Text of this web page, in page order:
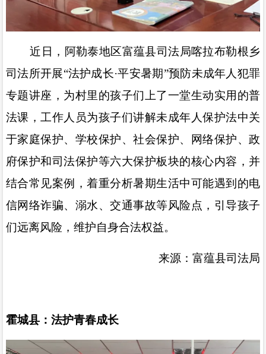
近日，阿勒泰地区富蕴县司法局喀拉布勒根乡
司法所开展“法护成长·平安暑期”预防未成年人犯罪
专题讲座，为村里的孩子们上了一堂生动实用的普
法课，工作人员为孩子们讲解未成年人保护法中关
于家庭保护、学校保护、社会保护、网络保护、政
府保护和司法保护等六大保护板块的核心内容，并
结合常见案例，着重分析暑期生活中可能遇到的电
信网络诈骗、溺水、交通事故等风险点，引导孩子
们远离风险，维护自身合法权益。
来源：富蕴县司法局
霍城县：法护青春成长